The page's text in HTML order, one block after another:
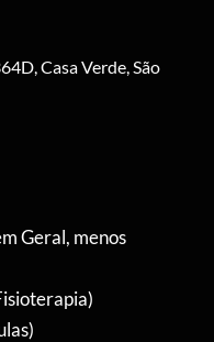
Casa Verde, São
Geral, menos